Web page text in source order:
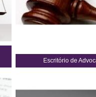
Escritório de